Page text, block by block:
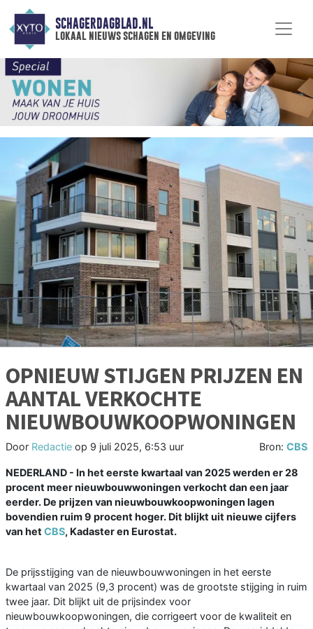
SCHAGERDAGBLAD.NL
lokaal nieuws schagen en omgeving
OPNIEUW STIJGEN PRIJZEN EN
AANTAL VERKOCHTE
NIEUWBOUWKOOPWONINGEN
Door Redactie op 9 juli 2025, 6:53 uur Bron: CBS
NEDERLAND - In het eerste kwartaal van 2025 werden er 28
procent meer nieuwbouwwoningen verkocht dan een jaar
eerder. De prijzen van nieuwbouwkoopwoningen lagen
bovendien ruim 9 procent hoger. Dit blijkt uit nieuwe cijfers
van het CBS, Kadaster en Eurostat.
De prijsstijging van de nieuwbouwwoningen in het eerste
kwartaal van 2025 (9,3 procent) was de grootste stijging in ruim
twee jaar. Dit blijkt uit de prijsindex voor
nieuwbouwkoopwoningen, die corrigeert voor de kwaliteit en